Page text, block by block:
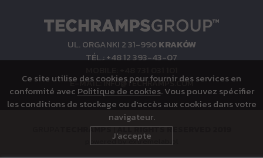
UL. ORGANKI 2 31-990KRAKÓW
TÉL.: +48 12 393-43-07
E-MAIL:INFO@TECHRAMPS.COM
TECHRAMPS|ALL RIGHTS RESERVED 2019
powered byextremelab.pl
Ce site utilise des cookies pour fournir des services en
conformité avec Politique de cookies. Vous pouvez spécifier
les conditions de stockage ou d'accès aux cookies dans votre
navigateur.
J'accepte